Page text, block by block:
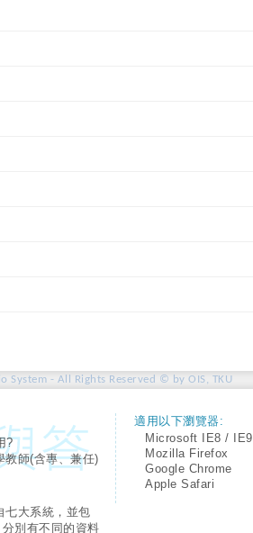
System - All Rights Reserved © by OIS, TKU
?
教師(含專、兼任)
七大系統，並包
別有不同的資料
適用以下瀏覽器:
Microsoft IE8 / IE9
Mozilla Firefox
Google Chrome
Apple Safari